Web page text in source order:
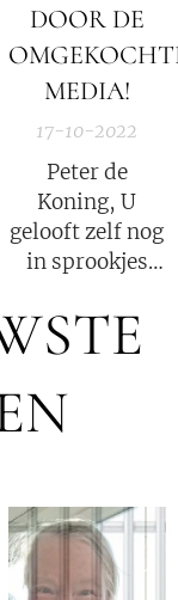
DOOR DE
MEDIA!
17-10-2022
Peter de
Koning, U
gelooft zelf nog
in sprookjes
Koningshuis,
de corrupte
Fabeltjeskrant
Uzelf enorm
belachelijk in
Nederland!